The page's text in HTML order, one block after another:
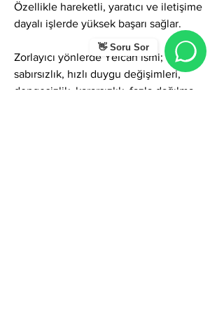
👋 Soru Sor
Özellikle hareketli, yaratıcı ve iletişime
dayalı işlerde yüksek başarı sağlar.
Zorlayıcı yönlerde Yelcan ismi;
sabırsızlık, hızlı duygu değişimleri,
dengesizlik, kararsızlık, fazla dağılma,